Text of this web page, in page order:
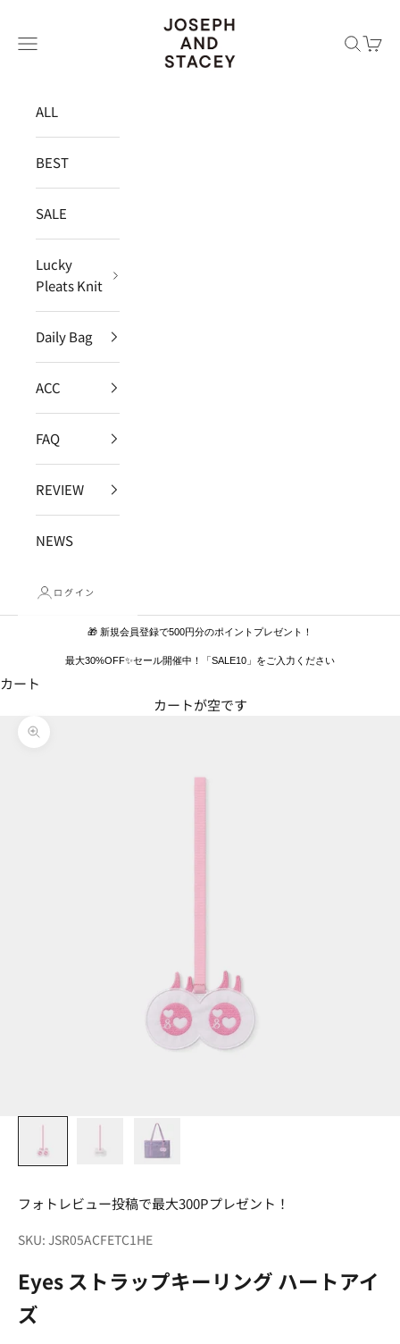
JOSEPH AND STACEY JAPAN
メニュー
検索カー
ALL
BEST
SALE
Lucky
Pleats Knit
Daily Bag
ACC
FAQ
REVIEW
NEWS
ログイン
🎁 新規会員登録で500円分のポイントプレゼント！
最大30%OFF✨セール開催中！「SALE10」をご入力ください
カート
カートが空です
ズームイン
フォトレビュー投稿で最大300Pプレゼント！
SKU: JSR05ACFETC1HE
Eyes ストラップキーリング ハートアイ
ズ